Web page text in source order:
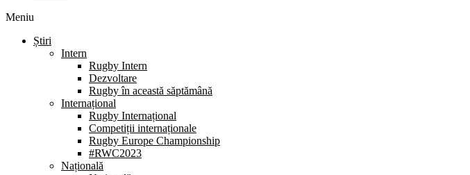
Meniu
Știri
Intern
Rugby Intern
Dezvoltare
Rugby în această săptămână
Internațional
Rugby Internațional
Competiții internaționale
Rugby Europe Championship
#RWC2023
Națională